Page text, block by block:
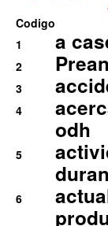
Codigo
1
a
2
3
4
odh
5
6